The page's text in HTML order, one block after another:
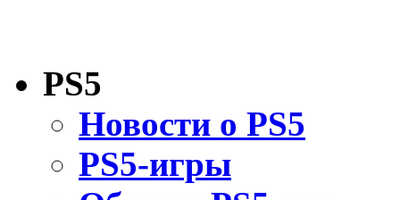
PS5
Новости о PS5
PS5-игры